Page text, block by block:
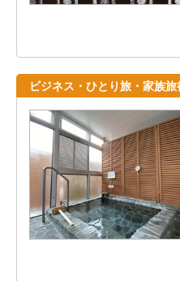
ビジネス・ひとり旅・家族